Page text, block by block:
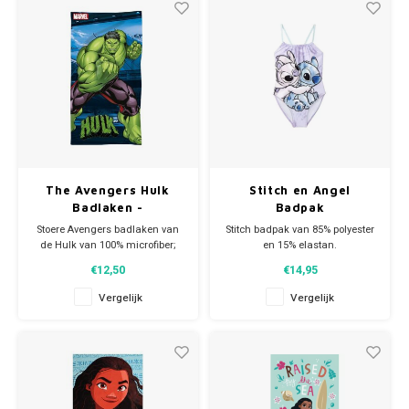
Materiaal: 100% polyester
(fleece).
Afmeting: 70
The Avengers Hulk
Badlaken -
Sneldrogend - Marvel
Stoere Avengers badlaken van
de Hulk van 100% microfiber;
Deze stoere Marvel handdoek is
ideaal voor thuisgebruik of bij
de zwemles maar ook groot
zee gaat.
Afmeting: 70 x 137 c
€12,50
Vergelijk
Stitch en Angel
Badpak
Stitch badpak van 85% polyester
en 15% elastan.
het Disney zwempak staat Stitch
en Angel.
€14,95
Vergelijk